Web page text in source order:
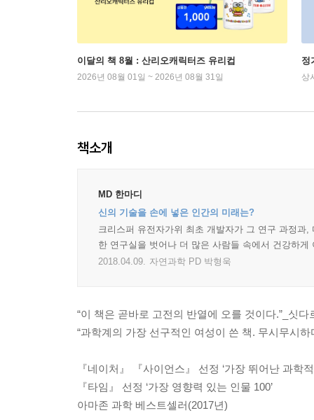
이달의 책 8월 : 산리오캐릭터즈 유리컵
2026년 08월 01일 ~ 2026년 08월 31일
정
상
책소개
MD 한마디
신의 기술을 손에 넣은 인간의 미래는?
크리스퍼 유전자가위 최초 개발자가 그 연구 과정과
한 연구실을 벗어나 더 많은 사람들 속에서 건강하
2018.04.09. 자연과학 PD 박형욱
“이 책은 곧바로 고전의 반열에 오를 것이다.”_싯
“과학계의 가장 선구적인 여성이 쓴 책. 무시무시
『네이처』 『사이언스』 선정 ‘가장 뛰어난 과학
『타임』 선정 ‘가장 영향력 있는 인물 100’
아마존 과학 베스트셀러(2017년)